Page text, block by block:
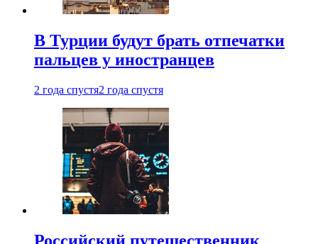
В Турции будут брать отпечатки
пальцев у иностранцев
2 года спустя2 года спустя
Российский путешественник